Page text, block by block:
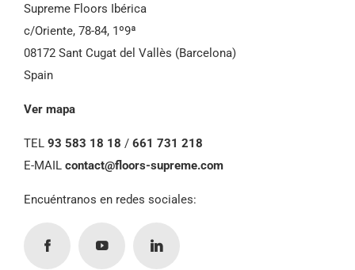
Supreme Floors Ibérica
c/Oriente, 78-84, 1º9ª
08172 Sant Cugat del Vallès (Barcelona)
Spain
Ver mapa
TEL 93 583 18 18 / 661 731 218
E-MAIL contact@floors-supreme.com
Encuéntranos en redes sociales: